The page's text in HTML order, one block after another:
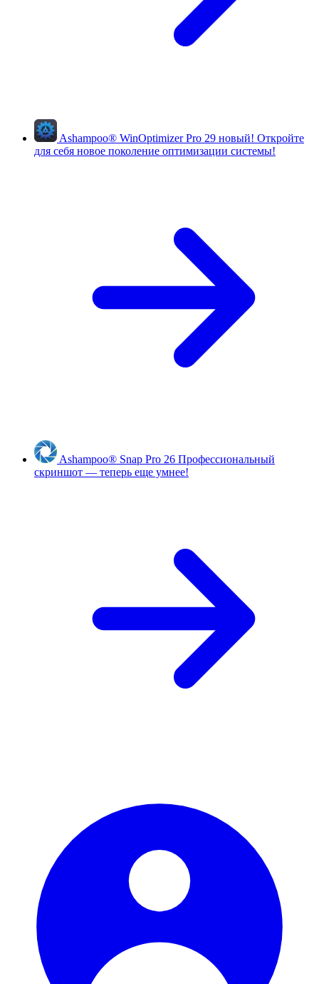
Ashampoo® WinOptimizer Pro 29 новый! Откройте
для себя новое поколение оптимизации системы!
Ashampoo® Snap Pro 26 Профессиональный
скриншот — теперь еще умнее!